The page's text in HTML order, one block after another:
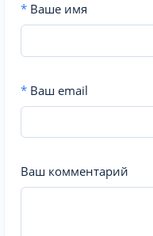
* Ваше имя
* Ваш email
Ваш комментарий